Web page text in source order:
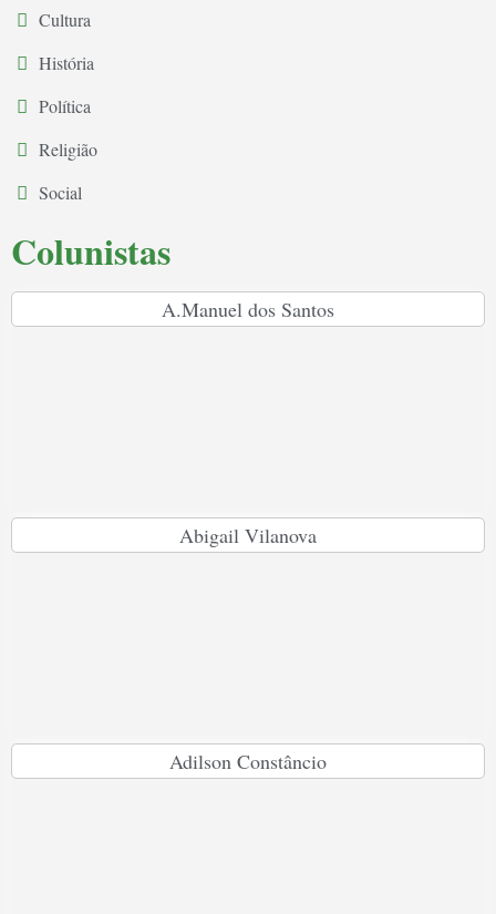
Cultura
História
Política
Religião
Social
Colunistas
A.Manuel dos Santos
Abigail Vilanova
Adilson Constâncio